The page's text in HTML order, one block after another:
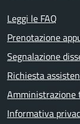
Leggi le FAQ
Prenotazione
Segnalazione
Richiesta
Amministrazione
Informativa